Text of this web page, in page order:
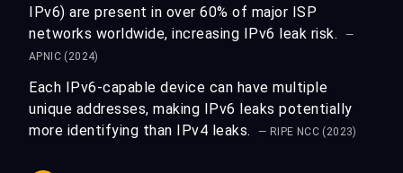
IPv6) are present in over 60% of major ISP
networks worldwide, increasing IPv6 leak risk.
—
APNIC (2024)
Each IPv6-capable device can have multiple
unique addresses, making IPv6 leaks potentially
more identifying than IPv4 leaks.
— RIPE NCC (2023)